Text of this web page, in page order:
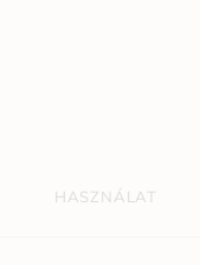
HASZNÁLAT